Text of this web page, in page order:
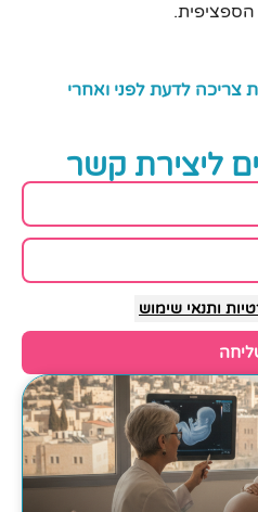
הספציפית.
צריכה לדעת לפני ואחרי
ליצירת קשר
ותנאי שימוש